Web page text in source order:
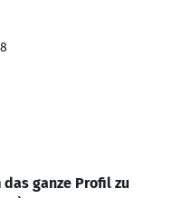
das ganze Profil zu